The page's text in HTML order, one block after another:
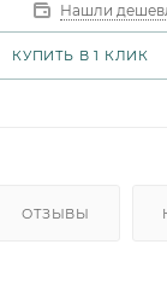
Нашли
КУПИТЬ В 1 КЛИК
ОТЗЫВЫ